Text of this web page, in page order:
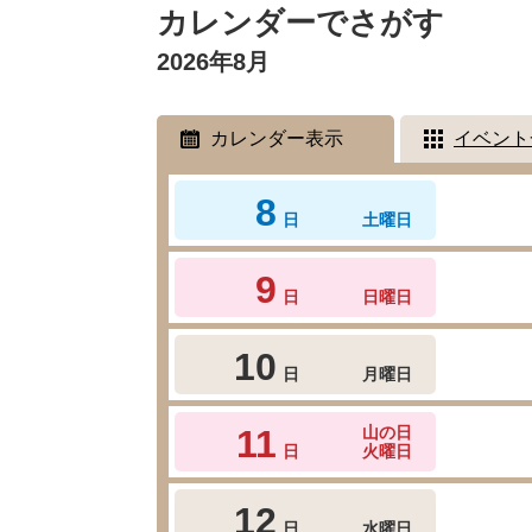
文
カレンダーでさがす
2026年8月
カレンダー表示 イベン
8 日 土曜日
9 日 日曜日
10 日 月曜日
11 日
山の日
火曜日
12 日 水曜日